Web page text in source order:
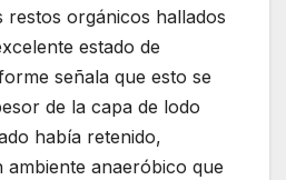
restos orgánicos hallados
estado de
señala que esto se
de la capa de lodo
había retenido,
anaeróbico que